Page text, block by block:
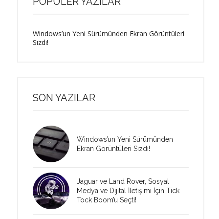
Windows’un Yeni Sürümünden Ekran Görüntüleri
Sızdı!
SON YAZILAR
Windows’un Yeni Sürümünden
Ekran Görüntüleri Sızdı!
Jaguar ve Land Rover, Sosyal
Medya ve Dijital İletişimi İçin Tick
Tock Boom’u Seçti!